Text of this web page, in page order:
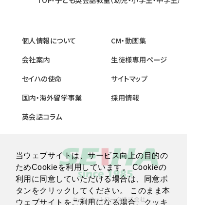
当ウェブサイトは、サービス向上の目的の
ためCookieを利用しています。 Cookieの
利用に同意していただける場合は、同意ボ
タンをクリックしてください。 このまま本
ウェブサイトをご利用になる場合、クッキ
個人情報について
会社案内
セイハの使命
国内・海外留学事業
英会話コラム
CM・動画集
生徒様専用ページ
サイトマップ
採用情報
セイハネットワーク株式会社